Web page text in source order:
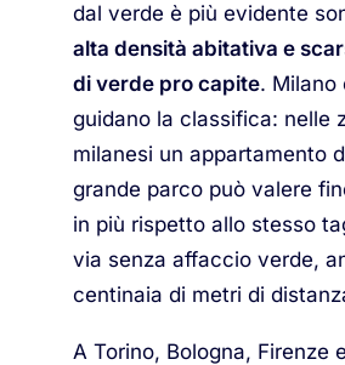
dal verde è più evidente
alta densità abitativa e
di verde pro capite. Milano
guidano la classifica: nelle
milanesi un appartamento
grande parco può valere
in più rispetto allo stesso
via senza affaccio verde,
centinaia di metri di
A Torino, Bologna, Firenze